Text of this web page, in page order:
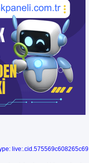
live:.cid.575569c608265c69